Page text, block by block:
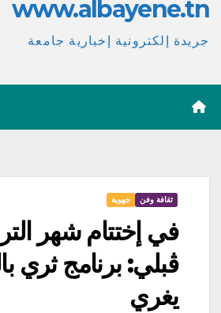
www.albayene.tn
جريدة إلكترونية إخبارية جامعة
ثقافة وفن جهوية
في إختتام شهر
ڨبلي: برنامج ثري
يغري